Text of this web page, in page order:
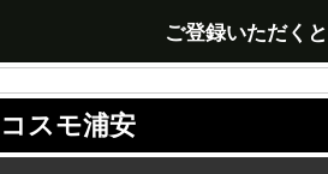
ご登録いただくと
コスモ浦安